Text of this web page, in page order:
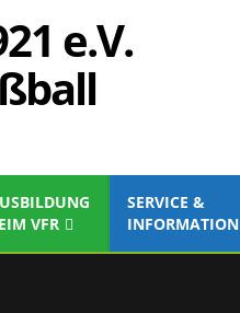
e.V.
VFR
SERVICE &
INFORMATION